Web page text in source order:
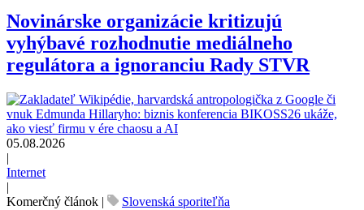
Novinárske organizácie kritizujú
vyhýbavé rozhodnutie mediálneho
regulátora a ignoranciu Rady STVR
05.08.2026
|
Internet
|
Komerčný článok | Slovenská sporiteľňa